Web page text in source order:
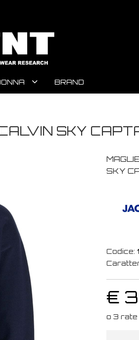
BRAND
SKY
SKY
Codice:
€